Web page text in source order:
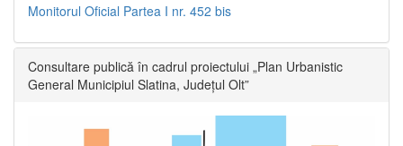
Monitorul Oficial Partea I nr. 452 bis
Consultare publică în cadrul proiectului „Plan Urbanistic
General Municipiul Slatina, Județul Olt”